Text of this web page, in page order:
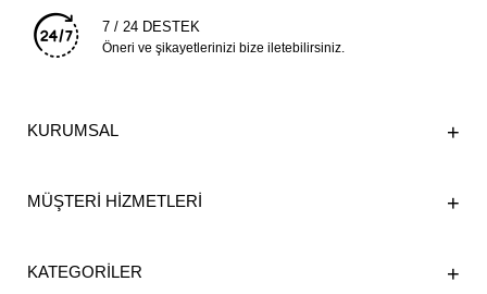
7 / 24 DESTEK
Öneri ve şikayetlerinizi bize iletebilirsiniz.
KURUMSAL
MÜŞTERİ HİZMETLERİ
KATEGORİLER